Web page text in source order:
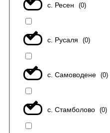
с. Ресен (0)
с. Русаля (0)
с. Самоводене (0)
с. Стамболово (0)